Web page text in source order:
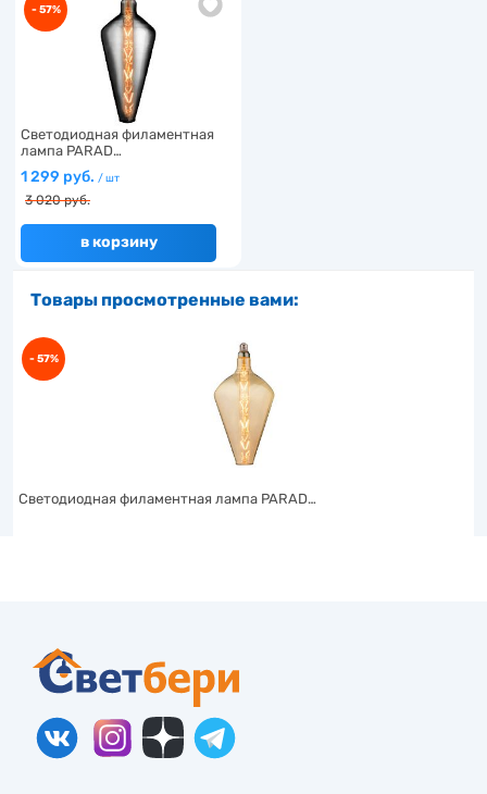
- 57%
Светодиодная филаментная
лампа PARAD…
1 299 руб. / шт
3 020 руб.
в корзину
Товары просмотренные вами:
- 57%
Светодиодная филаментная лампа PARAD…